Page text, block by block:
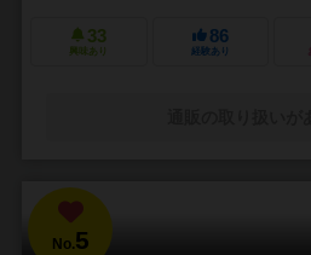
33
興味あり
86
経験あり
No.5